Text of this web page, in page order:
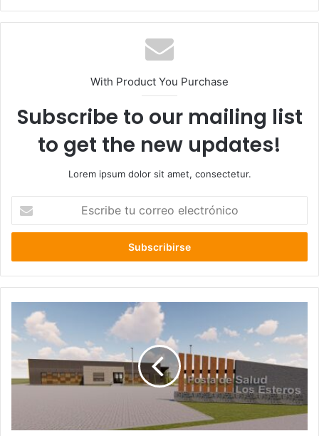
With Product You Purchase
Subscribe to our mailing list
to get the new updates!
Lorem ipsum dolor sit amet, consectetur.
correo
Unión:
585
millones
pesos
posta